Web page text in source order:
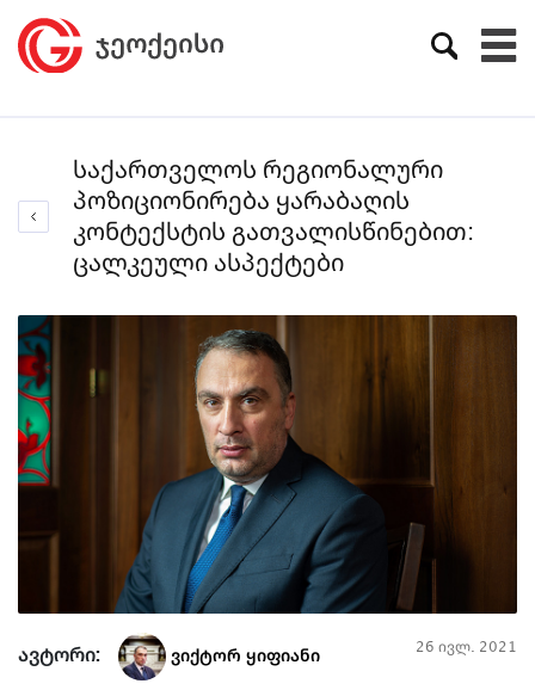
საქართველოს რეგიონალური
პოზიციონირება ყარაბაღის
კონტექსტის გათვალისწინებით:
ცალკეული ასპექტები
ავტორი: ვიქტორ ყიფიანი 26 ივლ. 2021